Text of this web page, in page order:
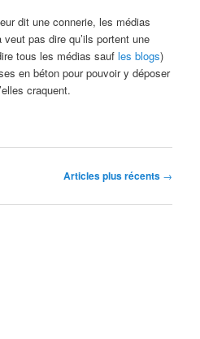
dit une connerie, les médias
pas dire qu’ils portent une
tous les médias saufles blogs)
en béton pour pouvoir y déposer
craquent.
Articles plus récents →